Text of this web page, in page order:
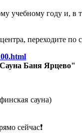
учебному году и,
переходите по
Баня Ярцево"
сауна)
сейчас❗️